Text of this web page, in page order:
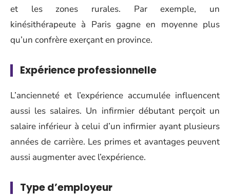
et les zones rurales. Par exemple, un
kinésithérapeute à Paris gagne en moyenne plus
qu’un confrère exerçant en province.
Expérience professionnelle
L’ancienneté et l’expérience accumulée influencent
aussi les salaires. Un infirmier débutant perçoit un
salaire inférieur à celui d’un infirmier ayant plusieurs
années de carrière. Les primes et avantages peuvent
aussi augmenter avec l’expérience.
Type d’employeur